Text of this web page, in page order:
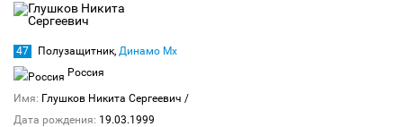
47 Полузащитник, Динамо Мх
Россия
Имя: Глушков Никита Сергеевич /
Дата рождения: 19.03.1999